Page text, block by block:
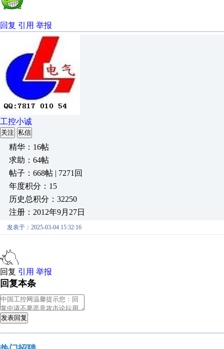
回复 引用 举报
工控小诚
关注 私信
精华：16帖
求助：64帖
帖子：668帖 | 7271回
年度积分：15
历史总积分：32250
注册：2012年9月27日
发表于：2025-03-04 15:32:16
回复 引用 举报
回复本条
发表回复